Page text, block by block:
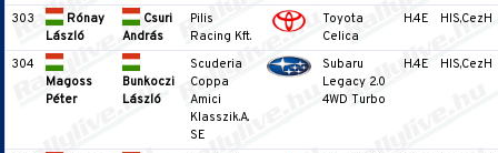
303
Rónay
László
Csuri
András
Pilis
Racing Kft.
Toyota
Celica
H.4E HIS,CezH
304
Magoss
Péter
Bunkoczi
László
Scuderia
Coppa
Amici
Klasszik.A.
SE
Subaru
Legacy 2.0
4WD Turbo
H.4E HIS,CezH